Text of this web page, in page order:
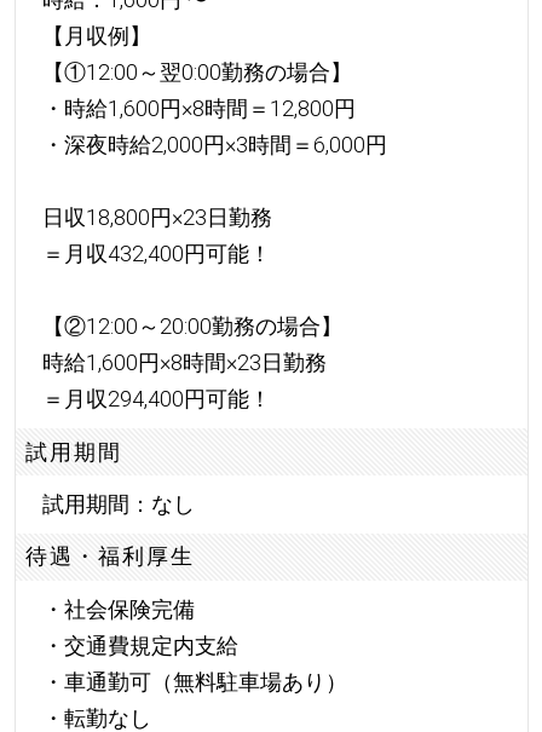
【月収例】
【①12:00～翌0:00勤務の場合】
・時給1,600円×8時間＝12,800円
・深夜時給2,000円×3時間＝6,000円
日収18,800円×23日勤務
＝月収432,400円可能！
【②12:00～20:00勤務の場合】
時給1,600円×8時間×23日勤務
＝月収294,400円可能！
試用期間
試用期間：なし
待遇・福利厚生
・社会保険完備
・交通費規定内支給
・車通勤可（無料駐車場あり）
・転勤なし